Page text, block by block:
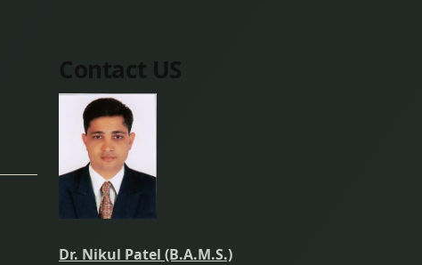
Contact US
Dr. Nikul Patel (B.A.M.S.)